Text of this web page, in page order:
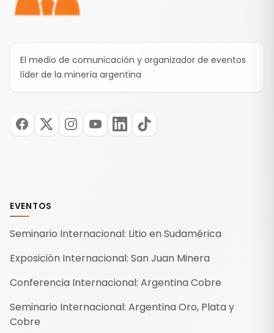
El medio de comunicación y organizador de eventos
líder de la minería argentina
EVENTOS
Seminario Internacional: Litio en Sudamérica
Exposición Internacional: San Juan Minera
Conferencia Internacional: Argentina Cobre
Seminario Internacional: Argentina Oro, Plata y
Cobre